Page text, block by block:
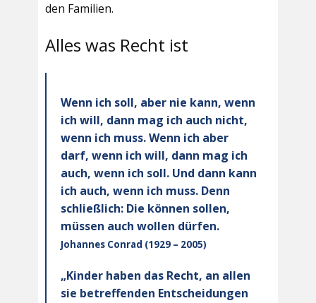
den Familien.
Alles was Recht ist
Wenn ich soll, aber nie kann, wenn
ich will, dann mag ich auch nicht,
wenn ich muss. Wenn ich aber
darf, wenn ich will, dann mag ich
auch, wenn ich soll. Und dann kann
ich auch, wenn ich muss. Denn
schließlich: Die können sollen,
müssen auch wollen dürfen.
Johannes Conrad (1929 – 2005)
„Kinder haben das Recht, an allen
sie betreffenden Entscheidungen